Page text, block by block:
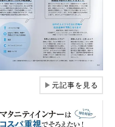
▶元記事を見る